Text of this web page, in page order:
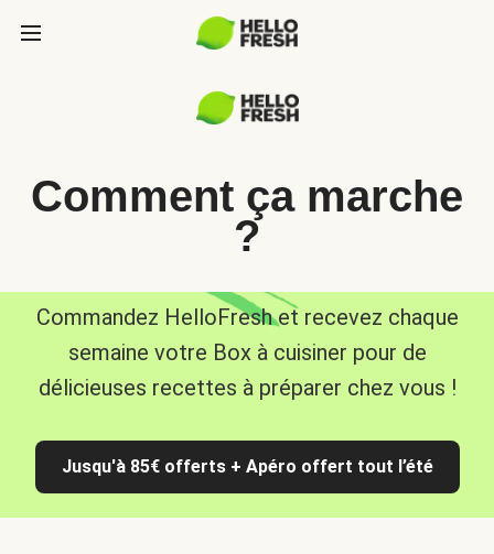
Comment ça marche
?
Commandez HelloFresh et recevez chaque
semaine votre Box à cuisiner pour de
délicieuses recettes à préparer chez vous !
Jusqu'à 85€ offerts + Apéro offert tout l’été